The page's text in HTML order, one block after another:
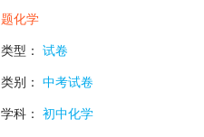
题化学
类型： 试卷
类别： 中考试卷
学科： 初中化学